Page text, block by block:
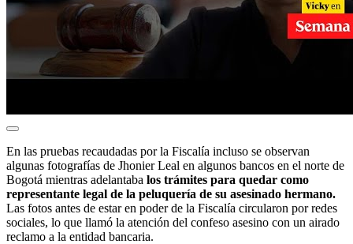
En las pruebas recaudadas por la Fiscalía incluso se observan
algunas fotografías de Jhonier Leal en algunos bancos en el norte de
Bogotá mientras adelantaba los trámites para quedar como
representante legal de la peluquería de su asesinado hermano.
Las fotos antes de estar en poder de la Fiscalía circularon por redes
sociales, lo que llamó la atención del confeso asesino con un airado
reclamo a la entidad bancaria.